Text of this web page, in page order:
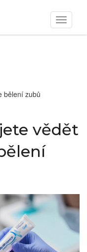
Zobrazit
navigaci
bělení zubů
vědět